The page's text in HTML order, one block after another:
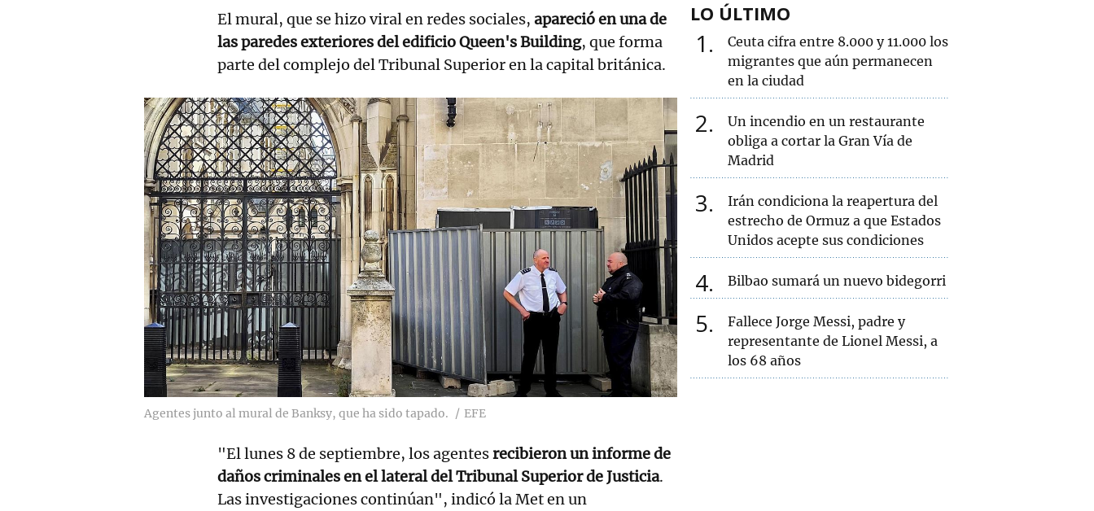
El mural, que se hizo viral en redes sociales, apareció en una de
las paredes exteriores del edificio Queen's Building, que forma
parte del complejo del Tribunal Superior en la capital británica.
Agentes junto al mural de Banksy, que ha sido tapado. EFE
"El lunes 8 de septiembre, los agentesrecibieron un informe de
daños criminales en el lateral del Tribunal Superior de Justicia.
Las investigaciones continúan", indicó la Met en un
LO ÚLTIMO
1
Ceuta cifra entre 8.000 y 11.000 los
migrantes que aún permanecen
en la ciudad
2
Un incendio en un restaurante
obliga a cortar la Gran Vía de
Madrid
3
Irán condiciona la reapertura del
estrecho de Ormuz a que Estados
Unidos acepte sus condiciones
4 Bilbao sumará un nuevo bidegorri
5
Fallece Jorge Messi, padre y
representante de Lionel Messi, a
los 68 años